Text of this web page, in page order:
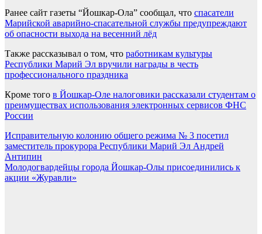
Ранее сайт газеты “Йошкар-Ола” сообщал, что спасатели
Марийской аварийно-спасательной службы предупреждают
об опасности выхода на весенний лёд
Также рассказывал о том, что работникам культуры
Республики Марий Эл вручили награды в честь
профессионального праздника
Кроме того в Йошкар-Оле налоговики рассказали студентам о
преимуществах использования электронных сервисов ФНС
России
Навигация
по
записям
Исправительную колонию общего режима № 3 посетил
заместитель прокурора Республики Марий Эл Андрей
Антипин
Молодогвардейцы города Йошкар-Олы присоединились к
акции «Журавли»